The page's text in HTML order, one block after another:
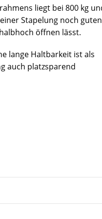
liegt bei 800 kg
Stapelung noch guten
öffnen lässt.
lange Haltbarkeit ist als
auch platzsparend